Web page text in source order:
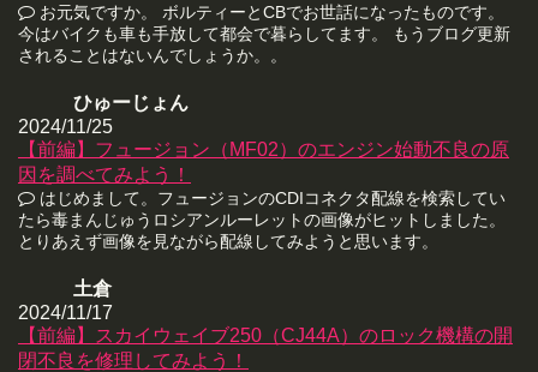
お元気ですか。 ボルティーとCBでお世話になったものです。
今はバイクも車も手放して都会で暮らしてます。 もうブログ更新
されることはないんでしょうか。。
ひゅーじょん
2024/11/25
【前編】フュージョン（MF02）のエンジン始動不良の原
因を調べてみよう！
はじめまして。フュージョンのCDIコネクタ配線を検索してい
たら毒まんじゅうロシアンルーレットの画像がヒットしました。
とりあえず画像を見ながら配線してみようと思います。
土倉
2024/11/17
【前編】スカイウェイブ250（CJ44A）のロック機構の開
閉不良を修理してみよう！